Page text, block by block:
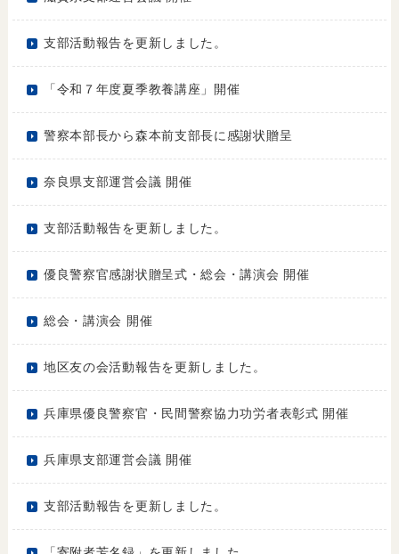
支部活動報告を更新しました。
「令和７年度夏季教養講座」開催
警察本部長から森本前支部長に感謝状贈呈
奈良県支部運営会議 開催
支部活動報告を更新しました。
優良警察官感謝状贈呈式・総会・講演会 開催
総会・講演会 開催
地区友の会活動報告を更新しました。
兵庫県優良警察官・民間警察協力功労者表彰式 開催
兵庫県支部運営会議 開催
支部活動報告を更新しました。